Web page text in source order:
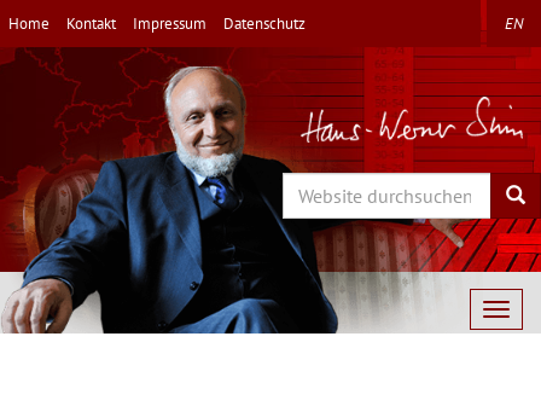
Direkt
zum
Inhalt
Home Kontakt Impressum Datenschutz EN
Search